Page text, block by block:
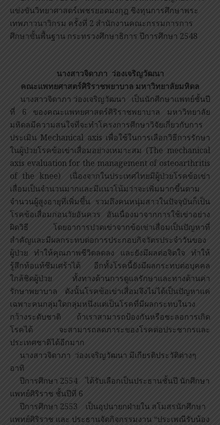
แข่งขันวิทยาศาสตร์เพชรยอดมงกุฎ ชิงทุนการศึกษาพระ
เทพภาวนาวิกรม ครั้งที่ 2 สำนักงานคณะกรรมการการ
ศึกษาขั้นพื้นฐาน กระทรวงศึกษาธิการ ปีการศึกษา 2548
นางสาวจิดาภา ว่องเจริญวัฒนา
คณะแพทยศาสตร์ศิริราชพยาบาล มหาวิทยาลัยมหิดล
นางสาวจิดาภา ว่องเจริญวัฒนา เป็นนักศีกษาแพทย์ชั้นปี
ที่ 6 ของคณะแพทยศาสตร์ศิริราชพยาบาล มหาวิทยาลัย
มหิดลมีความสนใจที่จะทำโครงการศึกษาวิจัยเกี่ยวกับการ
ประเมิน Mechanical axis เพื่อใช้ในการเลือกวิธีการรักษา
ในผู้ป่วยโรคข้อเข่าเสื่อมอย่างเหมาะสม (The mechanical
axis evaluation for the management of osteoarthritis
of the knee) เนื่องจากในประเทศไทยมีผู้ป่วยโรคข้อเข่า
เสื่อมเป็นจำนวนมากและมีแนวโน้มว่าจะเพิ่มมากขึ้นตาม
จำนวนผู้สูงอายุที่เพิ่มขึ้น รวมถึงคนหนุ่มสาวในปัจจุบันก็เป็น
โรคข้อเสื่อมก่อนวัยอันควร อันเนื่องมาจากการใช้เข่าอย่าง
ผิดวิธี โดยอาการปวดเข่าจากข้อเข่าเสื่อมเป็นปัญหาที่
สำคัญและมีผลกระทบต่อการประกอบกิจวัตรประจำวันของ
ผู้ป่วย ทำให้คุณภาพชีวิตลดลง และยังมีผลต่อจิตใจ ทำให้
รู้สึกท้อแท้ซึมเศร้าได้ อีกทั้งโรคนี้ยังมีผลกระทบต่อบุคคล
ใกล้ชิดผู้ป่วย ทั้งทางด้านการดูแลรักษาและทางด้านค่า
รักษาพยาบาล ดังนั้นโรคข้อเข่าเสื่อมจึงไม่ได้เป็นปัญหาแค่
เฉพาะคนกลุ่มใดกลุ่มหนึ่งแต่เป็นโรคที่มีผลกระทบในวง
กว้างระดับชาติ ถ้าเราสามารถป้องกันหรือชะลอการเกิด
โรคได้ จะสามารถลดภาระของโรคต่อประชากรและ
ประเทศชาติได้อีกมาก
นางสาวจิดาภา ว่องเจริญวัฒนา มีเกียรติประวัติต่างๆ
อาทิ
ปีการศึกษา 2554 ได้รับเลือกเป็นประธานชั้นปี นักศึกษา
แพทย์ศิริราช ชั้นปีที่ 6
ปีการศึกษา 2553 เป็นอุปนายกฝ่ายใน สโมสรนักศึกษา
แพทย์ศิริราช และ ประธานจัดกิจกรรมงาน “ประเพณีรับน้อง